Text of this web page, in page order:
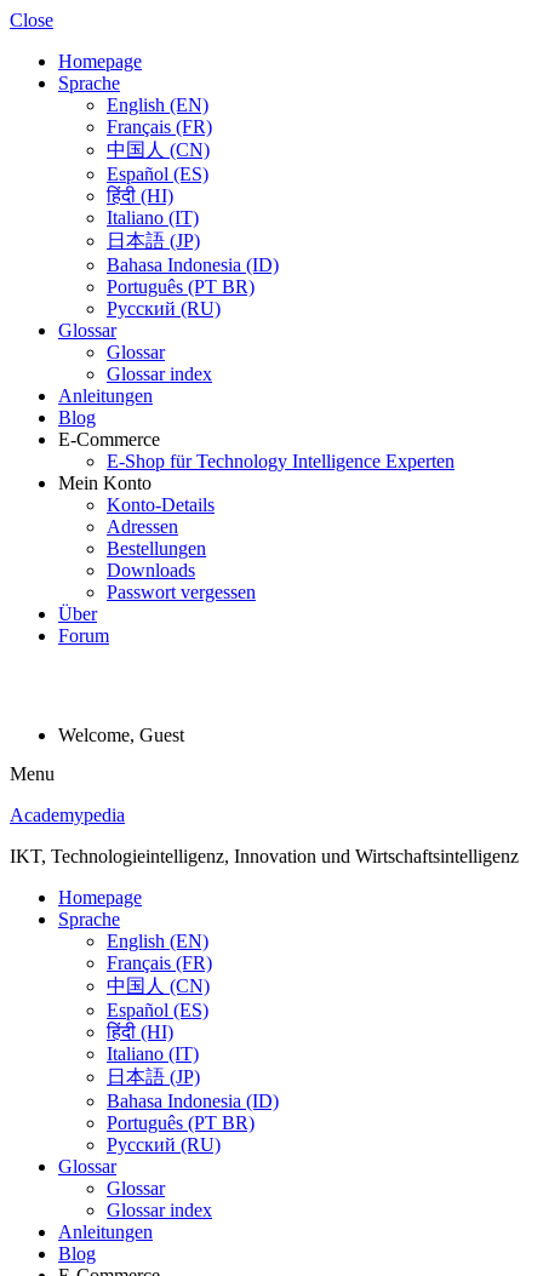
Close
Homepage
Sprache
English (EN)
Français (FR)
中国人 (CN)
Español (ES)
हिंदी (HI)
Italiano (IT)
日本語 (JP)
Bahasa Indonesia (ID)
Português (PT BR)
Pусский (RU)
Glossar
Glossar
Glossar index
Anleitungen
Blog
E-Commerce
E-Shop für Technology Intelligence Experten
Mein Konto
Konto-Details
Adressen
Bestellungen
Downloads
Passwort vergessen
Über
Forum
Welcome, Guest
Menu
Academypedia
IKT, Technologieintelligenz, Innovation und Wirtschaftsintelligenz
Homepage
Sprache
English (EN)
Français (FR)
中国人 (CN)
Español (ES)
हिंदी (HI)
Italiano (IT)
日本語 (JP)
Bahasa Indonesia (ID)
Português (PT BR)
Pусский (RU)
Glossar
Glossar
Glossar index
Anleitungen
Blog